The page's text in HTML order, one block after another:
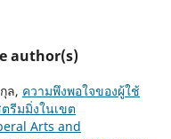
author(s)
ล, ความพึงพอใจของผู้ใช้
รีมมิ่งในเขต
Arts and